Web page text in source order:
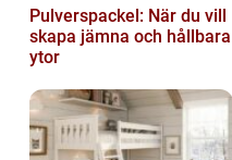
Pulverspackel: När du vill
skapa jämna och hållbara
ytor